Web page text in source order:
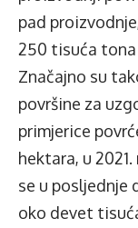
pad
250 tisuća
Značajno su
površine za
primjerice
hektara, u
se u posljednje
oko devet